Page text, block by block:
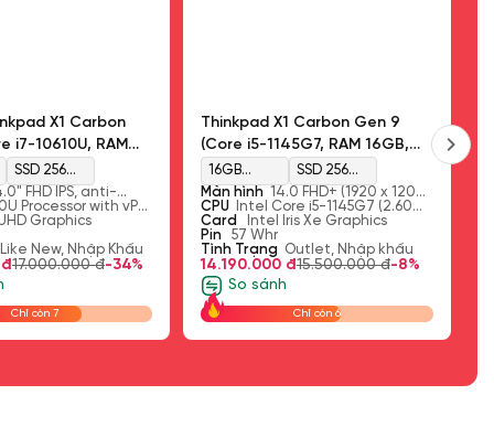
X1 Carbon
i7-10610U, RAM
256GB, Intel UHD
14'' FHD)
SSD 256GB
M.2 PCIe
NVMe
FHD IPS, anti-
400 nits
Processor with vPro
4 Cores, 8
Cache)
Graphics
Like New, Nhập Khẩu
đ17.000.000 đ-34%
Chỉ còn 7
Thinkpad X1 Carbon Gen 9
(Core i5-1145G7, RAM 16GB,
SSD 256GB, Intel Iris Xe
Graphics, Màn 14'' FHD+)
16GB
LPDDR4x
Onboard
SSD 256GB
M.2 PCIe
NVMe
Màn hình 14.0 FHD+ (1920 x 1200)
IPS, anti-glare, low-power, 400
nits
CPU
Intel Core i5-1145G7 (2.60
GHz, up to 4.40 GHz with Turbo
Boost, 4 Cores, 8 Threads, 8MB
Cache)
Card
Intel Iris Xe Graphics
Pin
57 Whr
Tình Trạng Outlet, Nhập khẩu
14.190.000 đ15.500.000 đ-8%
So sánh
Chỉ còn 6